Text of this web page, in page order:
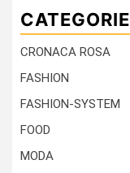
CATEGORIE
CRONACA ROSA
FASHION
FASHION-SYSTEM
FOOD
MODA